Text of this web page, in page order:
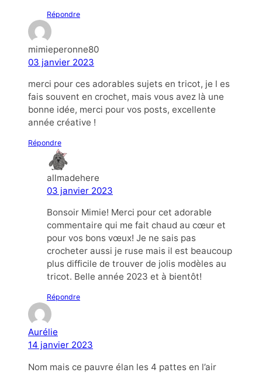
Répondre
mimieperonne80
03 janvier 2023
merci pour ces adorables sujets en tricot, je l es
fais souvent en crochet, mais vous avez là une
bonne idée, merci pour vos posts, excellente
année créative !
Répondre
allmadehere
03 janvier 2023
Bonsoir Mimie! Merci pour cet adorable
commentaire qui me fait chaud au cœur et
pour vos bons vœux! Je ne sais pas
crocheter aussi je ruse mais il est beaucoup
plus difficile de trouver de jolis modèles au
tricot. Belle année 2023 et à bientôt!
Répondre
Aurélie
14 janvier 2023
Nom mais ce pauvre élan les 4 pattes en l’air